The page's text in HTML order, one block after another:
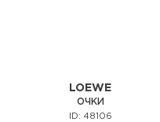
LOEWE
ОЧКИ
ID: 48106